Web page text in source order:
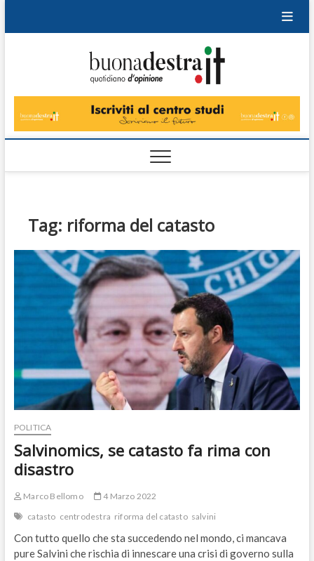
Tag: riforma del catasto
POLITICA
Salvinomics, se catasto fa rima con
disastro
Marco Bellomo
4 Marzo 2022
catasto centrodestra riforma del catasto salvini
Con tutto quello che sta succedendo nel mondo, ci mancava
pure Salvini che rischia di innescare una crisi di governo sulla